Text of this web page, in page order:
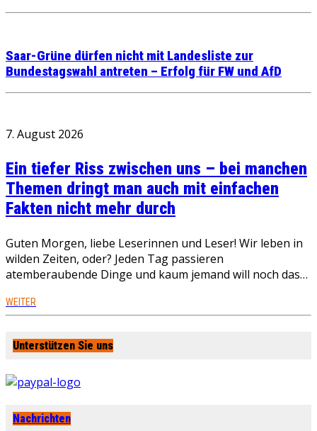
Saar-Grüne dürfen nicht mit Landesliste zur
Bundestagswahl antreten – Erfolg für FW und AfD
7. August 2026
Ein tiefer Riss zwischen uns – bei manchen
Themen dringt man auch mit einfachen
Fakten nicht mehr durch
Guten Morgen, liebe Leserinnen und Leser! Wir leben in
wilden Zeiten, oder? Jeden Tag passieren
atemberaubende Dinge und kaum jemand will noch das…
WEITER
Unterstützen Sie uns
Nachrichten